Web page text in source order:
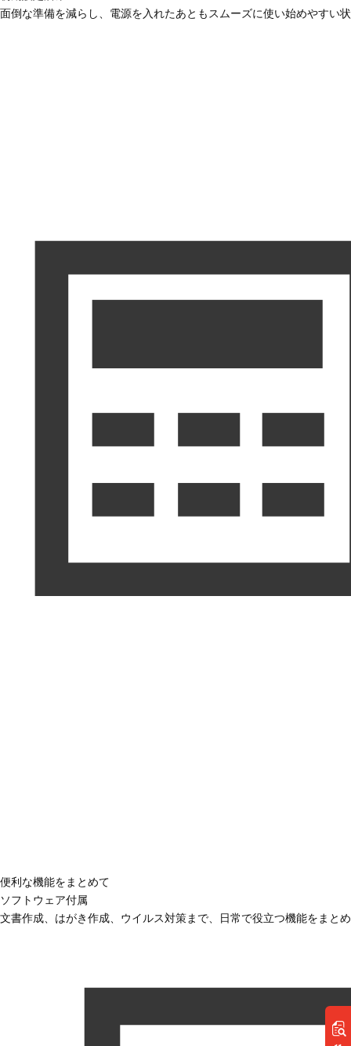
面倒な準備を減らし、電源を入れたあともスムーズに使い始めやすい
便利な機能をまとめて
ソフトウェア付属
文書作成、はがき作成、ウイルス対策まで、日常で役立つ機能をまと